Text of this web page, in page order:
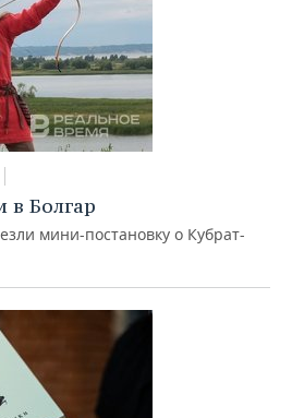
в Болгар
мини-постановку о Кубрат-